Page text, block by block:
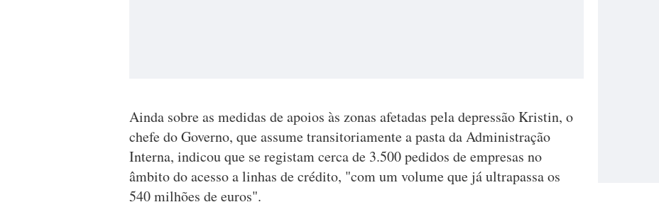
Ainda sobre as medidas de apoios às zonas afetadas pela depressão Kristin, o
chefe do Governo, que assume transitoriamente a pasta da Administração
Interna, indicou que se registam cerca de 3.500 pedidos de empresas no
âmbito do acesso a linhas de crédito, "com um volume que já ultrapassa os
540 milhões de euros".